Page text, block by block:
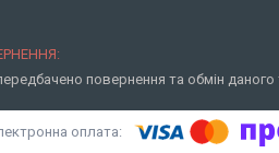
повернення та обмін даного